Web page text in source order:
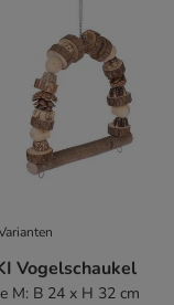
Vogelschaukel
M: B 24 x H 32 cm